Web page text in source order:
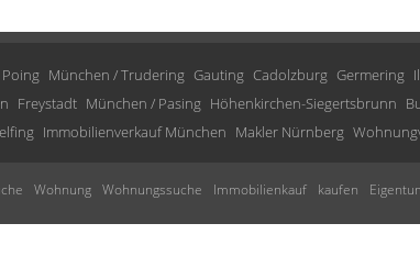
Poing München / Trudering Gauting Cadolzburg Germering
Freystadt München / Pasing Höhenkirchen-Siegertsbrunn
Immobilienverkauf München Makler Nürnberg
Wohnung Wohnungssuche Immobilienkauf kaufen